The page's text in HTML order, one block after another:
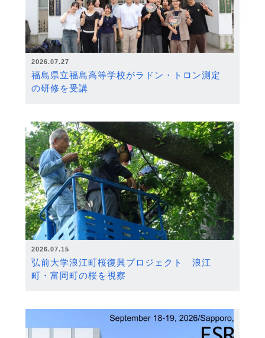
2026.07.27
福島県立福島高等学校がラドン・トロン測定
の研修を受講
2026.07.15
弘前大学浪江町桜復興プロジェクト 浪江
町・富岡町の桜を視察